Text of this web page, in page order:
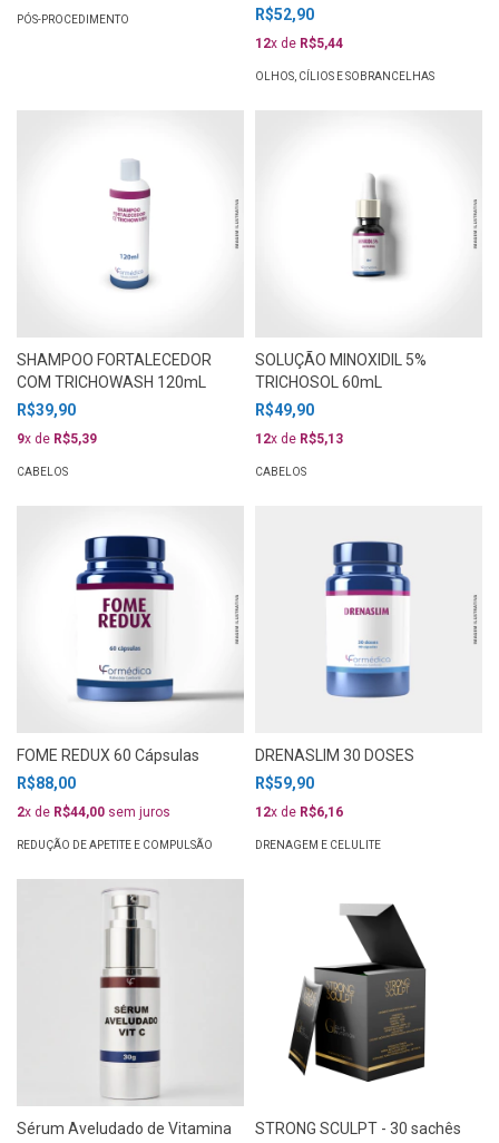
PÓS-PROCEDIMENTO
R$52,90
12x de R$5,44
OLHOS, CÍLIOS E SOBRANCELHAS
SHAMPOO FORTALECEDOR
COM TRICHOWASH 120mL
R$39,90
9x de R$5,39
CABELOS
SOLUÇÃO MINOXIDIL 5%
TRICHOSOL 60mL
R$49,90
12x de R$5,13
CABELOS
FOME REDUX 60 Cápsulas
R$88,00
2x de R$44,00 sem juros
REDUÇÃO DE APETITE E COMPULSÃO
DRENASLIM 30 DOSES
R$59,90
12x de R$6,16
DRENAGEM E CELULITE
Sérum Aveludado de Vitamina
STRONG SCULPT - 30 sachês